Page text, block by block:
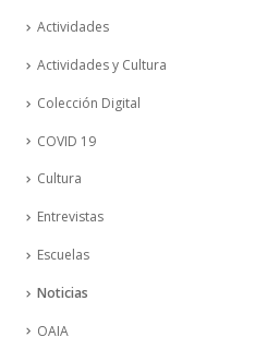
Actividades
Actividades y Cultura
Colección Digital
COVID 19
Cultura
Entrevistas
Escuelas
Noticias
OAIA